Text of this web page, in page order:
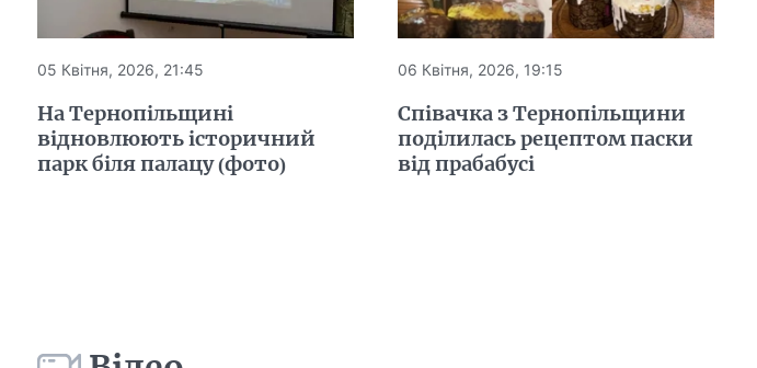
05 Квітня, 2026, 21:45
На Тернопільщині
відновлюють історичний
парк біля палацу (фото)
06 Квітня, 2026, 19:15
Співачка з Тернопільщини
поділилась рецептом паски
від прабабусі